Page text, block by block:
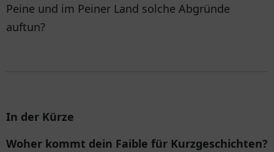
Peine und im Peiner Land solche Abgründe
auftun?
In der Kürze
Woher kommt dein Faible für Kurzgeschichten?